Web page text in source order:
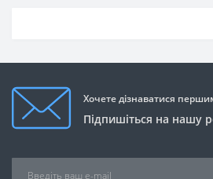
Хочете дізнаватися
Підпишіться на нашу